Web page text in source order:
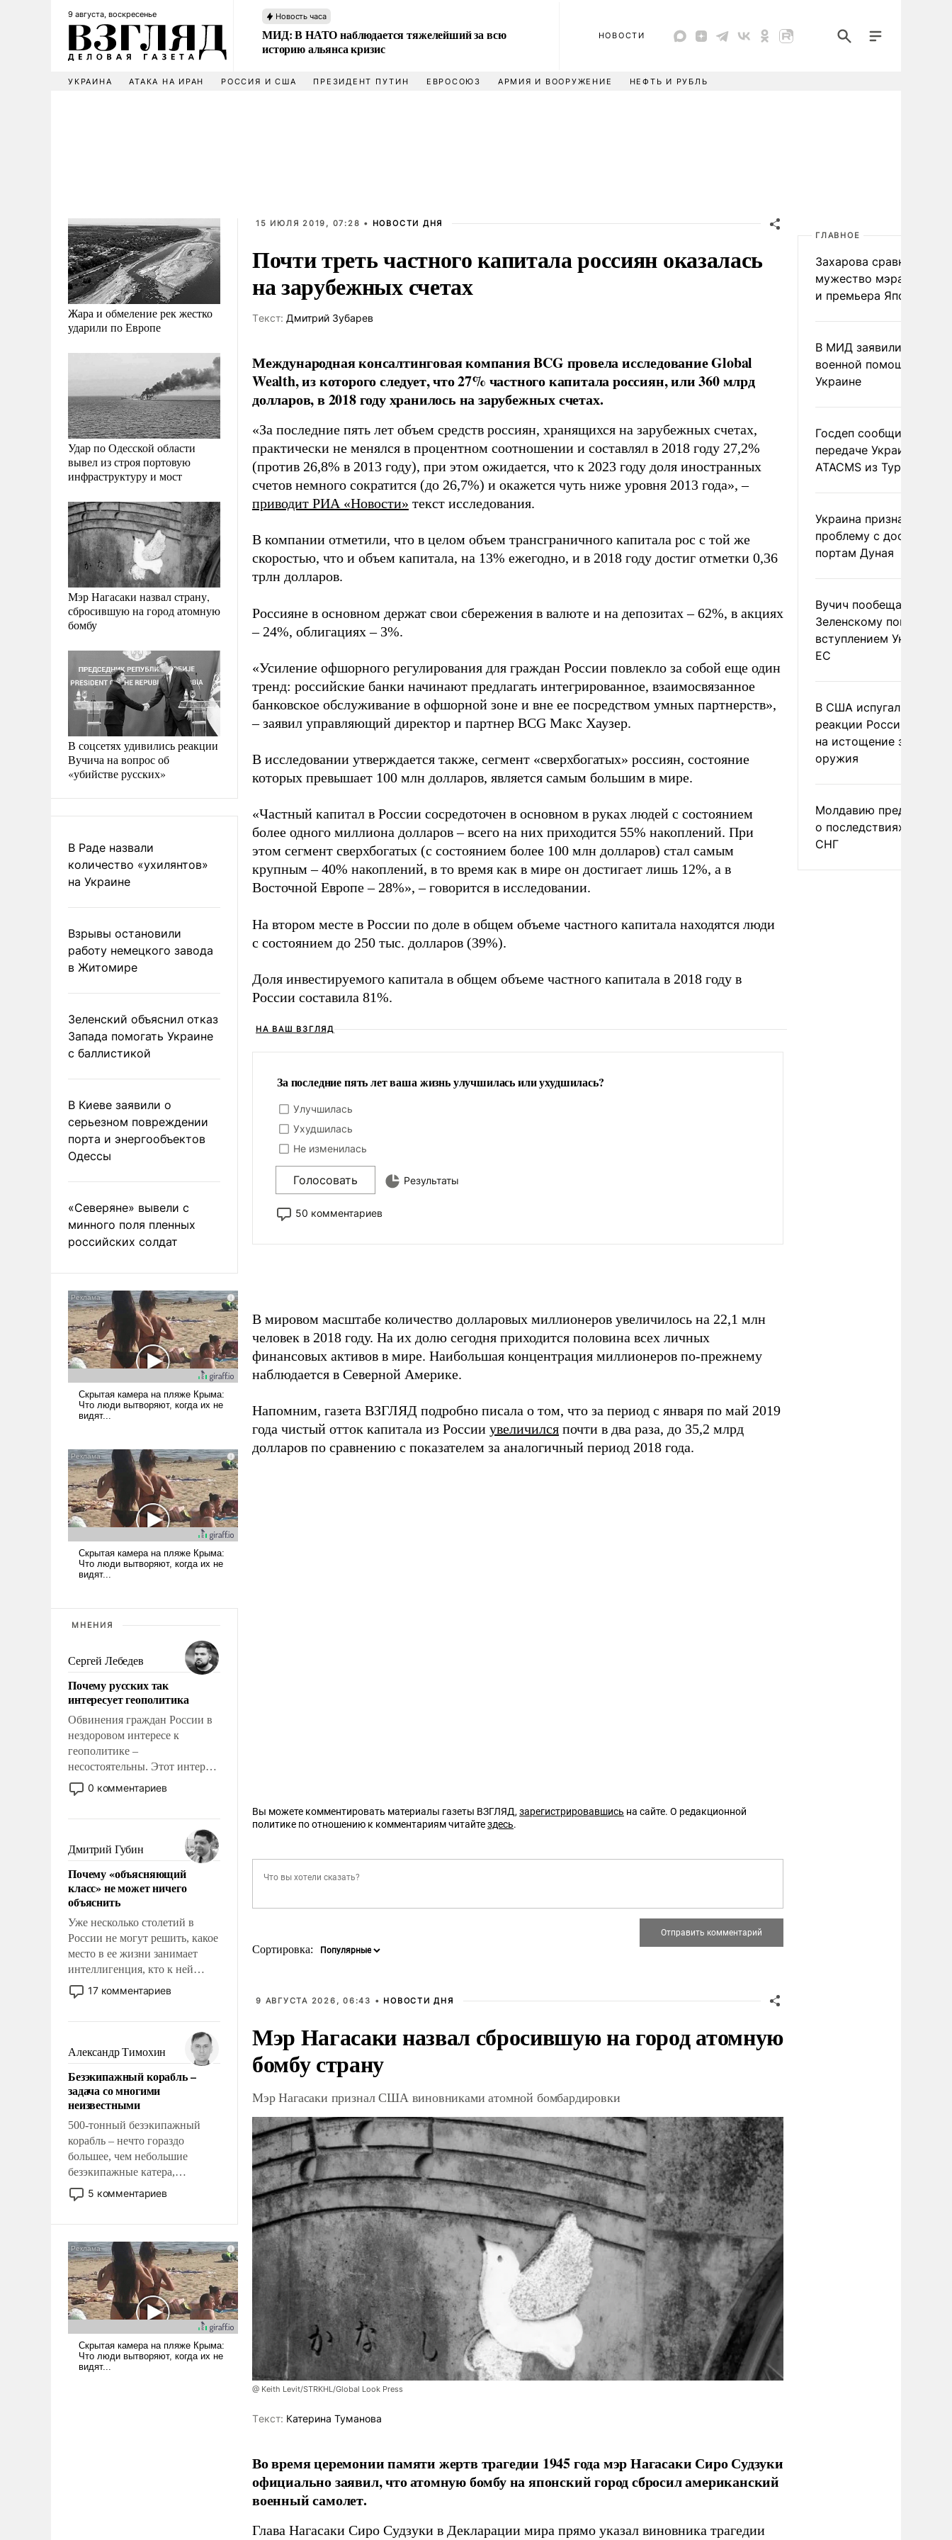
9 августа, воскресенье Новость часа
МИД: В НАТО наблюдается тяжелейший за всю
историю альянса кризис
НОВОСТИ
УКРАИНА АТАКА НА ИРАН РОССИЯ И США ПРЕЗИДЕНТ ПУТИН ЕВРОСОЮЗ АРМИЯ И ВООРУЖЕНИЕ НЕФТЬ И РУБЛЬ
Жара и обмеление рек жестко
ударили по Европе
Удар по Одесской области
вывел из строя портовую
инфраструктуру и мост
Мэр Нагасаки назвал страну,
сбросившую на город атомную
бомбу
В соцсетях удивились реакции
Вучича на вопрос об
«убийстве русских»
В Раде назвали
количество «ухилянтов»
на Украине
Взрывы остановили
работу немецкого завода
в Житомире
Зеленский объяснил отказ
Запада помогать Украине
с баллистикой
В Киеве заявили о
серьезном повреждении
порта и энергообъектов
Одессы
«Северяне» вывели с
минного поля пленных
российских солдат
МНЕНИЯ
Сергей Лебедев
Почему русских так
интересует геополитика
Обвинения граждан России в
нездоровом интересе к
геополитике –
несостоятельны. Этот интерес
рационален и прагматичен. Он
обусловлен тысячелетним
фундаментальным знанием,
что мировая политика имеет
свойство заявляться на порог
нашего дома.
0 комментариев
Дмитрий Губин
Почему «объясняющий
класс» не может ничего
объяснить
Уже несколько столетий в
России не могут решить, какое
место в ее жизни занимает
интеллигенция, кто к ней
принадлежит, а кого из нее
исключили с правом
чем она отличается от просто
образованных людей. Иногда
казалось, что эти вопросы
решены раз и навсегда, но –
нет, не решены.
17 комментариев
Александр Тимохин
Безэкипажный корабль –
задача со многими
неизвестными
500-тонный безэкипажный
корабль – нечто гораздо
большее, чем небольшие
безэкипажные катера,
применение которых уже
стало обыденностью. Задача по
и ее реализация радикально
поднимет наши боевые
возможности.
5 комментариев
15 ИЮЛЯ 2019, 07:28 • НОВОСТИ ДНЯ
Почти треть частного капитала россиян оказалась
на зарубежных счетах
Tекст: Дмитрий Зубарев
Международная консалтинговая компания BCG провела исследование Global
Wealth, из которого следует, что 27% частного капитала россиян, или 360 млрд
долларов, в 2018 году хранилось на зарубежных счетах.
«За последние пять лет объем средств россиян, хранящихся на зарубежных счетах,
практически не менялся в процентном соотношении и составлял в 2018 году 27,2%
(против 26,8% в 2013 году), при этом ожидается, что к 2023 году доля иностранных
счетов немного сократится (до 26,7%) и окажется чуть ниже уровня 2013 года», –
приводит РИА «Новости» текст исследования.
В компании отметили, что в целом объем трансграничного капитала рос с той же
скоростью, что и объем капитала, на 13% ежегодно, и в 2018 году достиг отметки 0,36
трлн долларов.
Россияне в основном держат свои сбережения в валюте и на депозитах – 62%, в акциях
– 24%, облигациях – 3%.
«Усиление офшорного регулирования для граждан России повлекло за собой еще один
тренд: российские банки начинают предлагать интегрированное, взаимосвязанное
банковское обслуживание в офшорной зоне и вне ее посредством умных партнерств»,
– заявил управляющий директор и партнер BCG Макс Хаузер.
В исследовании утверждается также, сегмент «сверхбогатых» россиян, состояние
которых превышает 100 млн долларов, является самым большим в мире.
«Частный капитал в России сосредоточен в основном в руках людей с состоянием
более одного миллиона долларов – всего на них приходится 55% накоплений. При
этом сегмент сверхбогатых (с состоянием более 100 млн долларов) стал самым
крупным – 40% накоплений, в то время как в мире он достигает лишь 12%, а в
Восточной Европе – 28%», – говорится в исследовании.
На втором месте в России по доле в общем объеме частного капитала находятся люди
с состоянием до 250 тыс. долларов (39%).
Доля инвестируемого капитала в общем объеме частного капитала в 2018 году в
России составила 81%.
НА ВАШ ВЗГЛЯД
За последние пять лет ваша жизнь улучшилась или ухудшилась?
Улучшилась
Ухудшилась
Не изменилась
Голосовать Результаты
50 комментариев
В мировом масштабе количество долларовых миллионеров увеличилось на 22,1 млн
человек в 2018 году. На их долю сегодня приходится половина всех личных
финансовых активов в мире. Наибольшая концентрация миллионеров по-прежнему
наблюдается в Северной Америке.
Напомним, газета ВЗГЛЯД подробно писала о том, что за период с января по май 2019
года чистый отток капитала из России увеличился почти в два раза, до 35,2 млрд
долларов по сравнению с показателем за аналогичный период 2018 года.
Вы можете комментировать материалы газеты ВЗГЛЯД, зарегистрировавшись на сайте. О редакционной
политике по отношению к комментариям читайтездесь.
Сортировка:
9 АВГУСТА 2026, 06:43 • НОВОСТИ ДНЯ
Мэр Нагасаки назвал сбросившую на город атомную
бомбу страну
Мэр Нагасаки признал США виновниками атомной бомбардировки
@ Keith Levit/STRKHL/Global Look Press
Tекст: Катерина Туманова
Во время церемонии памяти жертв трагедии 1945 года мэр Нагасаки Сиро Судзуки
официально заявил, что атомную бомбу на японский город сбросил американский
военный самолет.
Глава Нагасаки Сиро Судзуки в Декларации мира прямо указал виновника трагедии
ГЛАВНОЕ
Захарова сравнила
мужество мэра
и премьера Японии
В МИД заявили о
военной помощи
Украине
Госдеп сообщил о
передаче Украине
ATACMS из Турции
Украина признала
проблему с доступом к
портам Дуная
Вучич пообещал
Зеленскому помочь со
вступлением Украины в
ЕС
В США испугались
реакции России и
на истощение запасов
оружия
Молдавию
о последствиях выхода
СНГ